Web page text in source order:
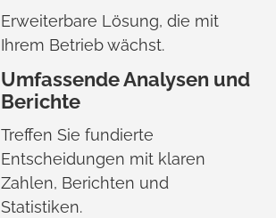
Erweiterbare Lösung, die mit
Ihrem Betrieb wächst.
Umfassende Analysen und
Berichte
Treffen Sie fundierte
Entscheidungen mit klaren
Zahlen, Berichten und
Statistiken.